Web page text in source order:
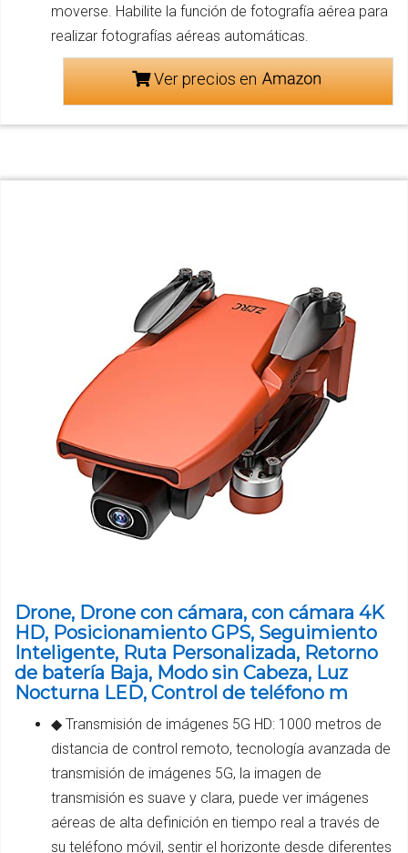
moverse. Habilite la función de fotografía aérea para
realizar fotografías aéreas automáticas.
Ver precios en
Drone, Drone con cámara, con cámara 4K
HD, Posicionamiento GPS, Seguimiento
Inteligente, Ruta Personalizada, Retorno
de batería Baja, Modo sin Cabeza, Luz
Nocturna LED, Control de teléfono m
◆ Transmisión de imágenes 5G HD: 1000 metros de
distancia de control remoto, tecnología avanzada de
transmisión de imágenes 5G, la imagen de
transmisión es suave y clara, puede ver imágenes
aéreas de alta definición en tiempo real a través de
su teléfono móvil, sentir el horizonte desde diferentes